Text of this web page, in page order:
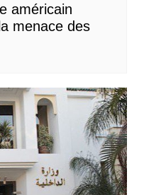
américain
menace des